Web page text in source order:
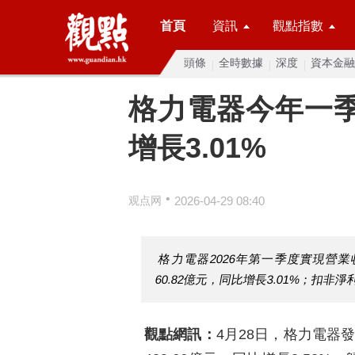
首頁 資訊 觀點指數
頭條 全時數據 深度 資本金融
格力電器今年一
增長3.01%
观点网 • 2026-04-29 08:40
格力電器2026年第一季度實現營
60.82億元，同比增長3.01%；扣非淨
觀點網訊： 4月28日，格力電器